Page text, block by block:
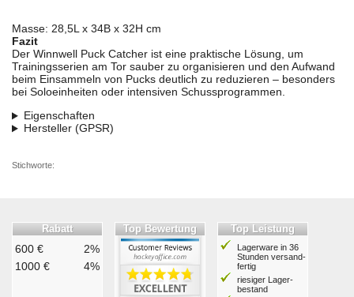
Masse: 28,5L x 34B x 32H cm
Fazit
Der Winnwell Puck Catcher ist eine praktische Lösung, um
Trainingsserien am Tor sauber zu organisieren und den Aufwand
beim Einsammeln von Pucks deutlich zu reduzieren – besonders
bei Soloeinheiten oder intensiven Schussprogrammen.
Eigenschaften
Hersteller (GPSR)
Stichworte:
Rabatt
600 €
2%
1000 €
4%
Top Bewertung Top Leistung
Lagerware in 36
Stunden ver­sand­
fertig
riesiger Lager­
bestand